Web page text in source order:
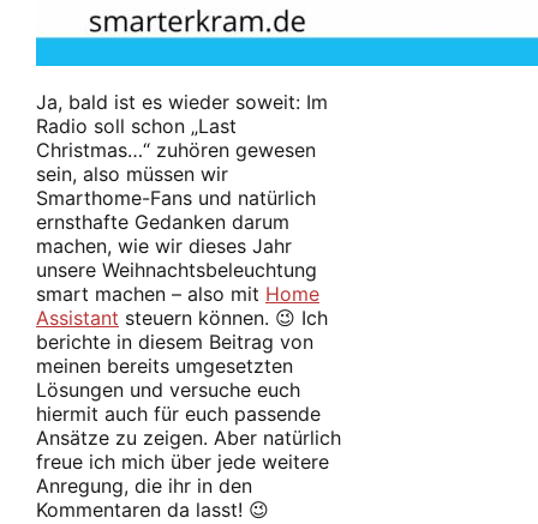
Ja, bald ist es wieder soweit: Im
Radio soll schon „Last
Christmas…“ zuhören gewesen
sein, also müssen wir
Smarthome-Fans und natürlich
ernsthafte Gedanken darum
machen, wie wir dieses Jahr
unsere Weihnachtsbeleuchtung
smart machen – also mit Home
Assistant steuern können. 😉 Ich
berichte in diesem Beitrag von
meinen bereits umgesetzten
Lösungen und versuche euch
hiermit auch für euch passende
Ansätze zu zeigen. Aber natürlich
freue ich mich über jede weitere
Anregung, die ihr in den
Kommentaren da lasst! 😉